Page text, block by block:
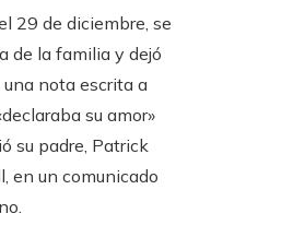
29 de diciembre, se
de la familia y dejó
nota escrita a
su amor»
su padre, Patrick
en un comunicado